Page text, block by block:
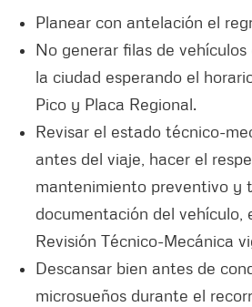
Planear con antelación el
No generar filas de
la ciudad esperando el
Pico y Placa Regional.
Revisar el estado técnico-
antes del viaje, hacer el
mantenimiento preventivo y
documentación del vehículo,
Revisión Técnico-Mecánica
Descansar bien antes de
microsueños durante el